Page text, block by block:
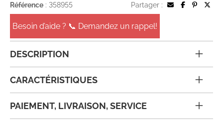
Référence : 358955 Partager :
Besoin d’aide ? 📞 Demandez un rappel!
DESCRIPTION
CARACTÉRISTIQUES
PAIEMENT, LIVRAISON, SERVICE